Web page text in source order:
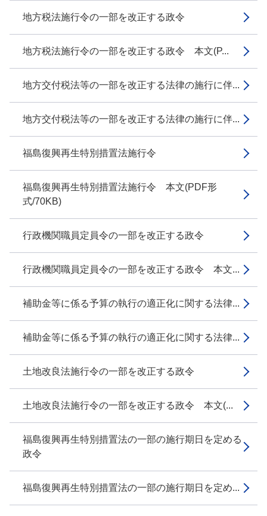
地方税法施行令の一部を改正する政令
地方税法施行令の一部を改正する政令 本文(P...
地方交付税法等の一部を改正する法律の施行に伴...
地方交付税法等の一部を改正する法律の施行に伴...
福島復興再生特別措置法施行令
福島復興再生特別措置法施行令 本文(PDF形
式/70KB)
行政機関職員定員令の一部を改正する政令
行政機関職員定員令の一部を改正する政令 本文...
補助金等に係る予算の執行の適正化に関する法律...
補助金等に係る予算の執行の適正化に関する法律...
土地改良法施行令の一部を改正する政令
土地改良法施行令の一部を改正する政令 本文(...
福島復興再生特別措置法の一部の施行期日を定める
政令
福島復興再生特別措置法の一部の施行期日を定め...